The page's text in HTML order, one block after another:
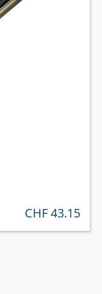
regulärer preis:
CHF 43.15